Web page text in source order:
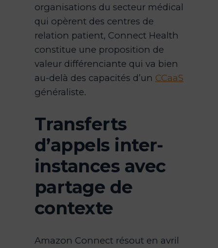
organisations du secteur médical
qui opèrent des centres de
relation patient, Connect Health
constitue une proposition de
valeur différenciante qui va bien
au-delà des capacités d’un CCaaS
généraliste.
Transferts
d’appels inter-
instances avec
partage de
contexte
Amazon Connect résout en avril